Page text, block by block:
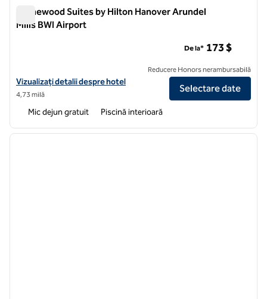
Homewood Suites by Hilton Hanover Arundel
Mills BWI Airport
Vizualizați detaliile hotelului pentru Aeroportul BWI Homewood
Vizualizați detalii despre hotel
4,73 milă
De la* 173 $
Reducere Honors nerambursabilă
Selectare date
Mic dejun gratuit Piscină interioară
1 din 12